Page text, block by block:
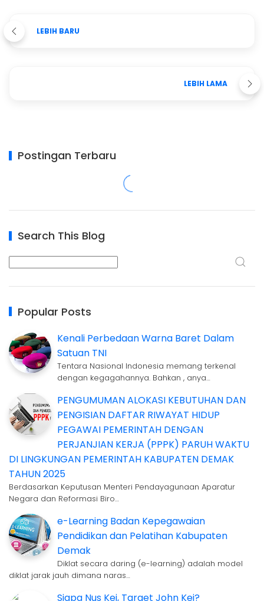
LEBIH BARU
LEBIH LAMA
Postingan Terbaru
Search This Blog
Popular Posts
Kenali Perbedaan Warna Baret Dalam
Satuan TNI
Tentara Nasional Indonesia memang terkenal
dengan kegagahannya. Bahkan , anya…
PENGUMUMAN ALOKASI KEBUTUHAN DAN
PENGISIAN DAFTAR RIWAYAT HIDUP
PEGAWAI PEMERINTAH DENGAN
PERJANJIAN KERJA (PPPK) PARUH WAKTU
DI LINGKUNGAN PEMERINTAH KABUPATEN DEMAK
TAHUN 2025
Berdasarkan Keputusan Menteri Pendayagunaan Aparatur
Negara dan Reformasi Biro…
e-Learning Badan Kepegawaian
Pendidikan dan Pelatihan Kabupaten
Demak
Diklat secara daring (e-learning) adalah model
diklat jarak jauh dimana naras…
Siapa Nus Kei, Target John Kei?